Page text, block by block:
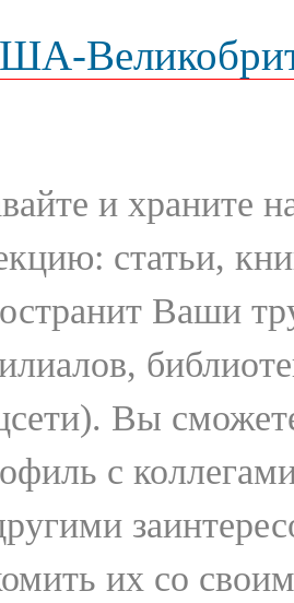
и храните
статьи,
Ваши
Вы
с
их со